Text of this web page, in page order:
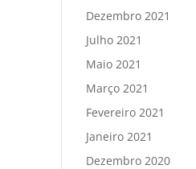
Dezembro 2021
Julho 2021
Maio 2021
Março 2021
Fevereiro 2021
Janeiro 2021
Dezembro 2020